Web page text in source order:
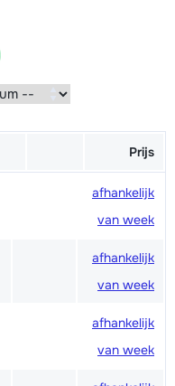
Prijs
afhankelijk
van week
afhankelijk
van week
afhankelijk
van week